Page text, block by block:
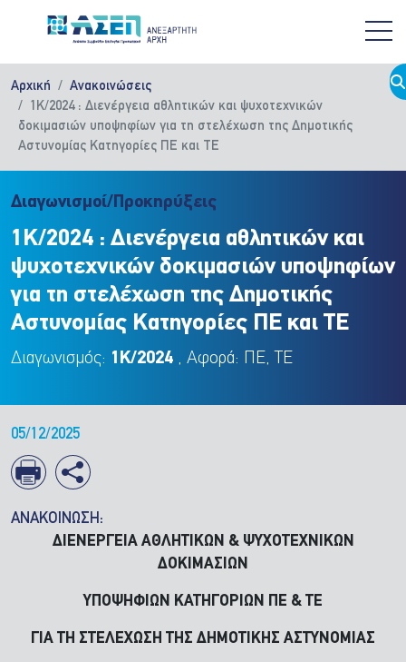
Αρχική
Ανακοινώσεις
1Κ/2024 : Διενέργεια αθλητικών και ψυχοτεχνικών
δοκιμασιών υποψηφίων για τη στελέχωση της Δημοτικής
Αστυνομίας Κατηγορίες ΠΕ και ΤΕ
Διαγωνισμοί/Προκηρύξεις
1Κ/2024 : Διενέργεια αθλητικών και
ψυχοτεχνικών δοκιμασιών υποψηφίων
για τη στελέχωση της Δημοτικής
Αστυνομίας Κατηγορίες ΠΕ και ΤΕ
Διαγωνισμός: 1Κ/2024 , Αφορά: ΠΕ, ΤΕ
05/12/2025
ΑΝΑΚΟΙΝΩΣΗ:
ΔΙΕΝΕΡΓΕΙΑ ΑΘΛΗΤΙΚΩΝ & ΨΥΧΟΤΕΧΝΙΚΩΝ
ΔΟΚΙΜΑΣΙΩΝ
ΥΠΟΨΗΦΙΩΝ ΚΑΤΗΓΟΡΙΩΝ ΠΕ & ΤΕ
ΓΙΑ ΤΗ ΣΤΕΛΕΧΩΣΗ ΤΗΣ ΔΗΜΟΤΙΚΗΣ ΑΣΤΥΝΟΜΙΑΣ